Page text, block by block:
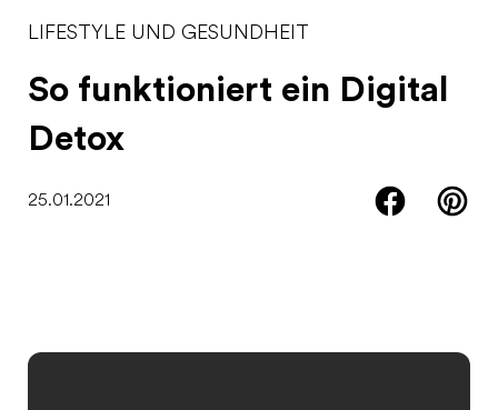
LIFESTYLE UND GESUNDHEIT
So funktioniert ein Digital
Detox
25.01.2021